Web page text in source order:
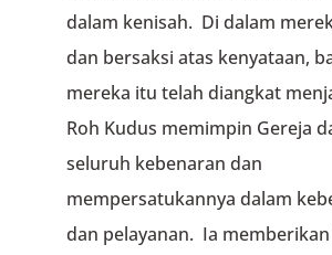
dalam kenisah. Di dalam
dan bersaksi atas kenyataan,
mereka itu telah diangkat
Roh Kudus memimpin Gereja
seluruh kebenaran dan
mempersatukannya dalam
dan pelayanan. Ia